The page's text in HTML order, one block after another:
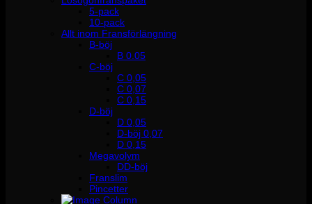
5-pack
10-pack
Allt inom Fransförlängning
B-böj
B 0.05
C-böj
C 0,05
C 0,07
C 0,15
D-böj
D 0,05
D-böj 0,07
D 0,15
Megavolym
DD-böj
Franslim
Pincetter